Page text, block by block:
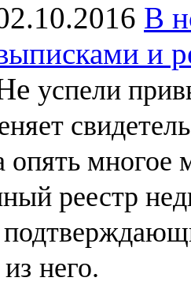
В
и
успели
опять
реестр
него.